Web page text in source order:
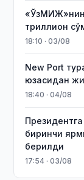
триллион
18:10 · 03/08
New Port
юзасидан
18:40 · 04/08
биринчи
берилди
17:54 · 03/08